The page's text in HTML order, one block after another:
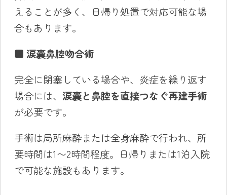
えることが多く、日帰り処置で対応可能な場
合もあります。
■ 涙嚢鼻腔吻合術
完全に閉塞している場合や、炎症を繰り返す
場合には、 涙嚢と鼻腔を直接つなぐ再建手術
が必要です。
手術は局所麻酔または全身麻酔で行われ、所
要時間は1〜2時間程度。日帰りまたは1泊入院
で可能な施設もあります。